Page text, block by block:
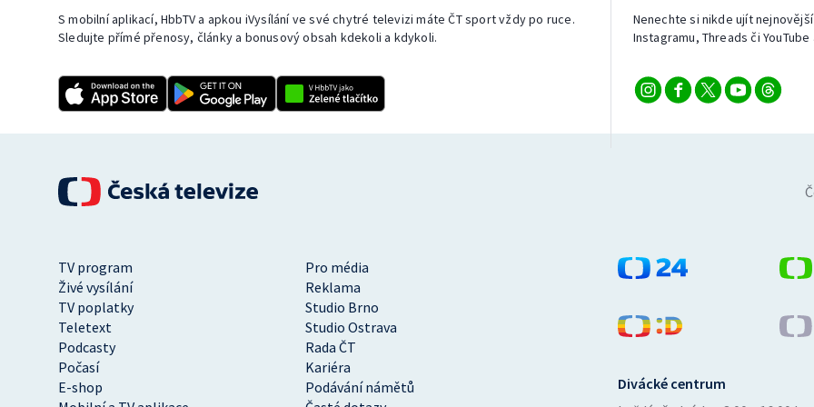
S mobilní aplikací, HbbTV a apkou iVysílání ve své chytré televizi máte ČT sport vždy po ruce.
Sledujte přímé přenosy, články a bonusový obsah kdekoli a kdykoli.
Nenechte si nikde ujít
Instagramu, Threads či
TV program
Pro média
Živé vysílání
Reklama
TV poplatky
Studio Brno
Teletext
Studio Ostrava
Podcasty
Rada ČT
Počasí
Kariéra
E-shop
Podávání námětů
Divácké centrum